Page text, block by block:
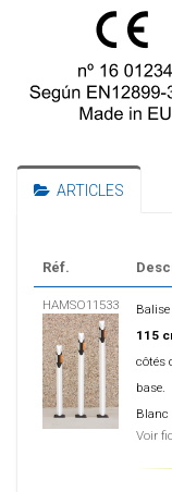
ARTICLES
Réf.
HAMSO11533
115
côtés
base.
Blanc
Voir